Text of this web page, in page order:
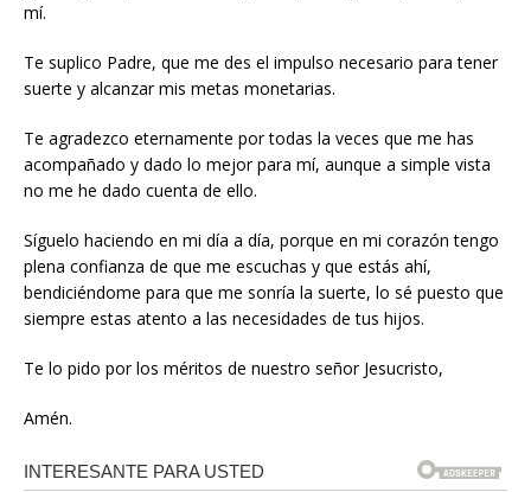
mí.
Te suplico Padre, que me des el impulso necesario para tener
suerte y alcanzar mis metas monetarias.
Te agradezco eternamente por todas la veces que me has
acompañado y dado lo mejor para mí, aunque a simple vista
no me he dado cuenta de ello.
Síguelo haciendo en mi día a día, porque en mi corazón tengo
plena confianza de que me escuchas y que estás ahí,
bendiciéndome para que me sonría la suerte, lo sé puesto que
siempre estas atento a las necesidades de tus hijos.
Te lo pido por los méritos de nuestro señor Jesucristo,
Amén.